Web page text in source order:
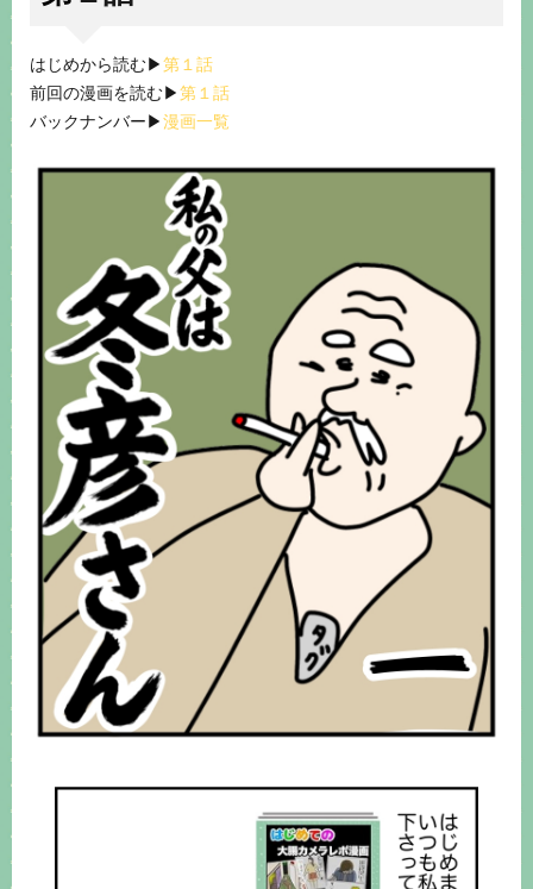
はじめから読む▶︎第１話
前回の漫画を読む▶︎第１話
バックナンバー▶︎漫画一覧